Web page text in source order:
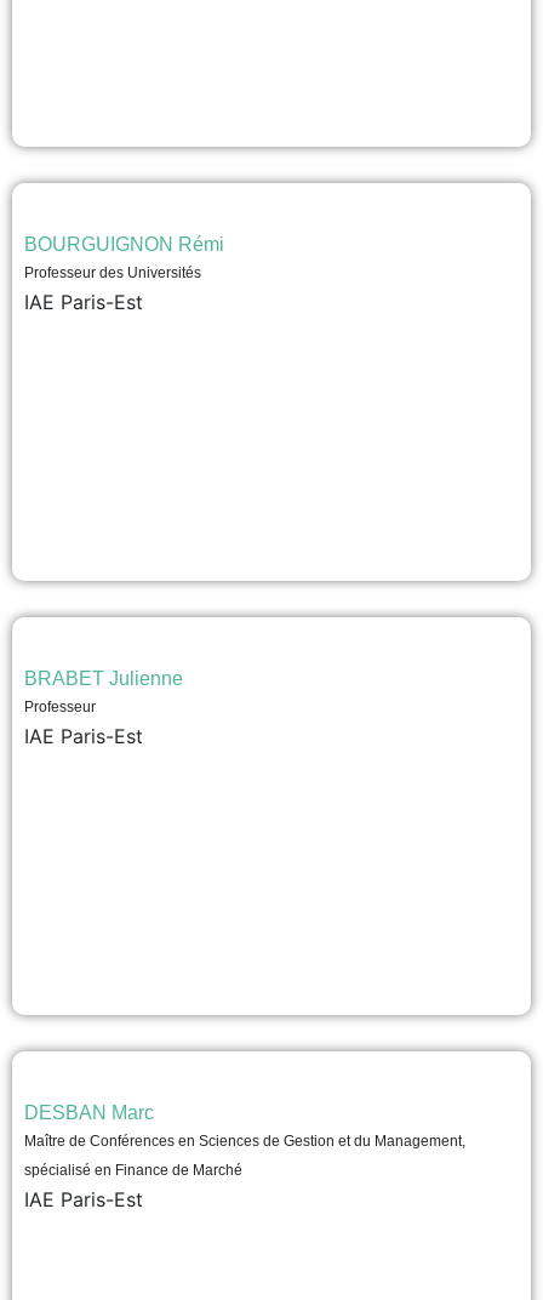
BOURGUIGNON Rémi
Professeur des Universités
IAE Paris-Est
BRABET Julienne
Professeur
IAE Paris-Est
DESBAN Marc
Maître de Conférences en Sciences de Gestion et du Management,
spécialisé en Finance de Marché
IAE Paris-Est